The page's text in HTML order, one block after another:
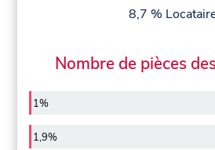
8,7 %
Nombre de pièces
1%
1,9%